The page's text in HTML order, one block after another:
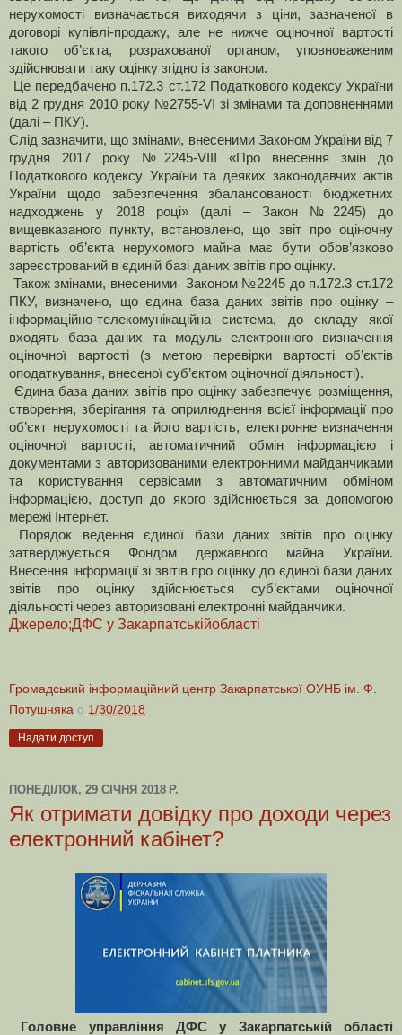
нерухомості визначається виходячи з ціни, зазначеної в
договорі купівлі-продажу, але не нижче оціночної вартості
такого об’єкта, розрахованої органом, уповноваженим
здійснювати таку оцінку згідно із законом.
Це передбачено п.172.3 ст.172 Податкового кодексу України
від 2 грудня 2010 року №2755-VI зі змінами та доповненнями
(далі – ПКУ).
Слід зазначити, що змінами, внесеними Законом України від 7
грудня 2017 року №2245-VIII «Про внесення змін до
Податкового кодексу України та деяких законодавчих актів
України щодо забезпечення збалансованості бюджетних
надходжень у 2018 році» (далі – Закон №2245) до
вищевказаного пункту, встановлено, що звіт про оціночну
вартість об’єкта нерухомого майна має бути обов’язково
зареєстрований в єдиній базі даних звітів про оцінку.
Також змінами, внесеними Законом №2245 до п.172.3 ст.172
ПКУ, визначено, що єдина база даних звітів про оцінку –
інформаційно-телекомунікаційна система, до складу якої
входять база даних та модуль електронного визначення
оціночної вартості (з метою перевірки вартості об’єктів
оподаткування, внесеної суб’єктом оціночної діяльності).
Єдина база даних звітів про оцінку забезпечує розміщення,
створення, зберігання та оприлюднення всієї інформації про
об’єкт нерухомості та його вартість, електронне визначення
оціночної вартості, автоматичний обмін інформацією і
документами з авторизованими електронними майданчиками
та користування сервісами з автоматичним обміном
інформацією, доступ до якого здійснюється за допомогою
мережі Інтернет.
Порядок ведення єдиної бази даних звітів про оцінку
затверджується Фондом державного майна України.
Внесення інформації зі звітів про оцінку до єдиної бази даних
звітів про оцінку здійснюється суб’єктами оціночної
діяльності через авторизовані електронні майданчики.
Джерело;ДФС у Закарпатськійобласті
Громадський інформаційний центр Закарпатської ОУНБ ім. Ф.
Потушняка о 1/30/2018
Надати доступ
ПОНЕДІЛОК, 29 СІЧНЯ 2018 Р.
Як отримати довідку про доходи через
електронний кабінет?
Головне управління ДФС у Закарпатській області